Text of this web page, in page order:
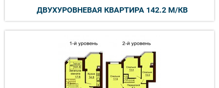
ДВУХУРОВНЕВАЯ КВАРТИРА 142.2 М/КВ